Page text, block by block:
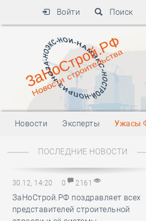
Войти Поиск
Новости Эксперты Ужасы
ПОСЛЕДНИЕ НОВОСТИ
30.12, 14:20 0 2161
ЗаНоСтрой.РФ поздравляет всех
представителей строительной